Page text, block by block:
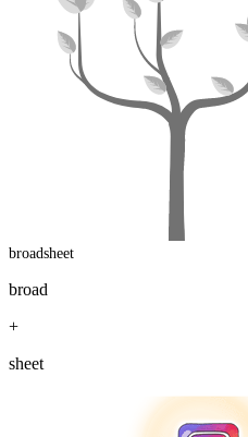
broadsheet
broad
+
sheet